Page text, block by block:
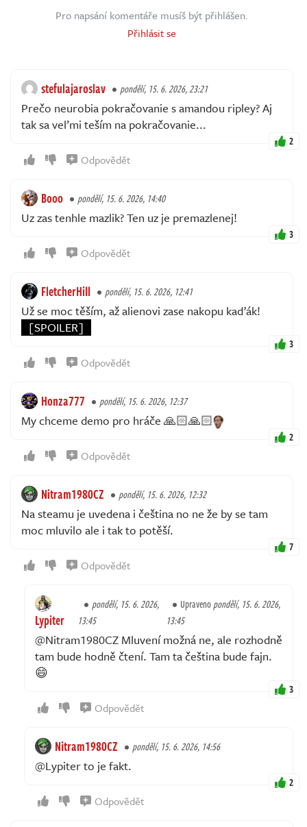
Pro napsání komentáře musíš být přihlášen.
Přihlásit se
stefulajaroslav pondělí, 15. 6. 2026, 23:21
Prečo neurobia pokračovanie s amandou ripley? Aj
tak sa veľmi teším na pokračovanie...
2
Odpovědět
Booo pondělí, 15. 6. 2026, 14:40
Uz zas tenhle mazlik? Ten uz je premazlenej!
3
Odpovědět
FletcherHill pondělí, 15. 6. 2026, 12:41
Už se moc těším, až alienovi zase nakopu kaďák!
[SPOILER]
3
Odpovědět
Honza777 pondělí, 15. 6. 2026, 12:37
My chceme demo pro hráče 🙏🏻🙏🏻
2
Odpovědět
Nitram1980CZ pondělí, 15. 6. 2026, 12:32
Na steamu je uvedena i čeština no ne že by se tam
moc mluvilo ale i tak to potěší.
7
Odpovědět
Lypiter
pondělí, 15. 6. 2026,
13:45
Upravenopondělí, 15. 6. 2026,
13:45
@Nitram1980CZ Mluvení možná ne, ale rozhodně
tam bude hodně čtení. Tam ta čeština bude fajn.
😄
3
Odpovědět
Nitram1980CZ pondělí, 15. 6. 2026, 14:56
@Lypiter to je fakt.
2
Odpovědět